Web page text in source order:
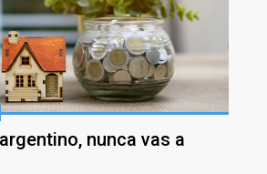
nunca vas a